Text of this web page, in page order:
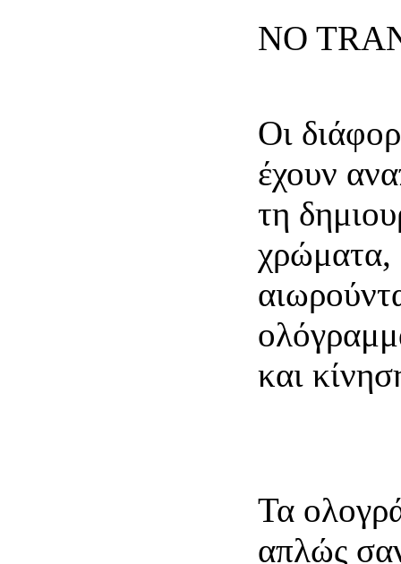
NO
Οι
έχουν
τη
χρώματα,
και
Τα
απλώς